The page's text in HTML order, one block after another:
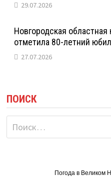
29.07.2026
Новгородская
отметила 80-летний
27.07.2026
ПОИСК
Найти:
Погода в Великом